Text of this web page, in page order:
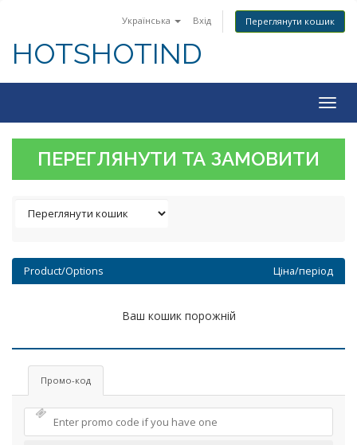
Українська Вхід Переглянути кошик
HOTSHOTIND
ПЕРЕГЛЯНУТИ ТА ЗАМОВИТИ
Product/Options Ціна/період
Ваш кошик порожній
Промо-код